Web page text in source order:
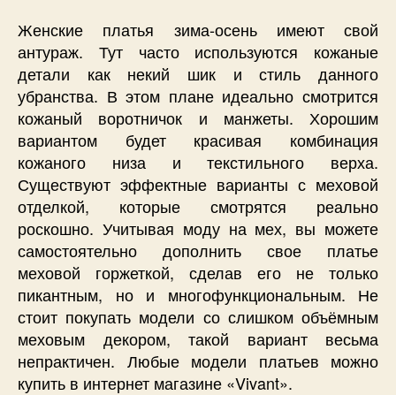
Женские платья зима-осень имеют свой
антураж. Тут часто используются кожаные
детали как некий шик и стиль данного
убранства. В этом плане идеально смотрится
кожаный воротничок и манжеты. Хорошим
вариантом будет красивая комбинация
кожаного низа и текстильного верха.
Существуют эффектные варианты с меховой
отделкой, которые смотрятся реально
роскошно. Учитывая моду на мех, вы можете
самостоятельно дополнить свое платье
меховой горжеткой, сделав его не только
пикантным, но и многофункциональным. Не
стоит покупать модели со слишком объёмным
меховым декором, такой вариант весьма
непрактичен. Любые модели платьев можно
купить в интернет магазине «Vivant».